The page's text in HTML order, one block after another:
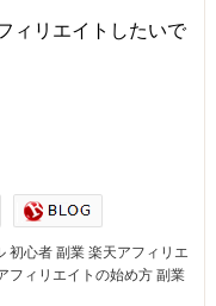
ィリエイトしたいで
初心者 副業 楽天アフィリエ
フィリエイトの始め方 副業